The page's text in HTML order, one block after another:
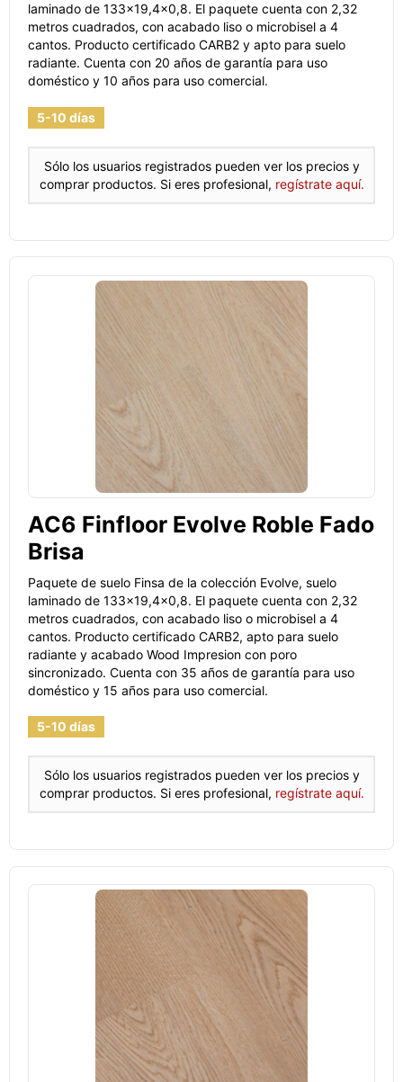
laminado de 133x19,4x0,8. El paquete cuenta con 2,32
metros cuadrados, con acabado liso o microbisel a 4
cantos. Producto certificado CARB2 y apto para suelo
radiante. Cuenta con 20 años de garantía para uso
doméstico y 10 años para uso comercial.
5-10 días
Sólo los usuarios registrados pueden ver los precios y
comprar productos. Si eres profesional, regístrate aquí.
AC6 Finfloor Evolve Roble Fado
Brisa
Paquete de suelo Finsa de la colección Evolve, suelo
laminado de 133x19,4x0,8. El paquete cuenta con 2,32
metros cuadrados, con acabado liso o microbisel a 4
cantos. Producto certificado CARB2, apto para suelo
radiante y acabado Wood Impresion con poro
sincronizado. Cuenta con 35 años de garantía para uso
doméstico y 15 años para uso comercial.
5-10 días
Sólo los usuarios registrados pueden ver los precios y
comprar productos. Si eres profesional, regístrate aquí.